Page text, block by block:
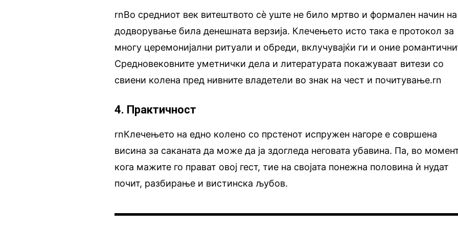
rnВо средниот век витештвото сѐ уште не било мртво и формален начин на
додворување била денешната верзија. Клечењето исто така е протокол за
многу церемонијални ритуали и обреди, вклучувајќи ги и оние
Средновековните уметнички дела и литературата покажуваат витези со
свиени колена пред нивните владетели во знак на чест и почитување.rn
4. Практичност
rnКлечењето на едно колено со прстенот испружен нагоре е совршена
висина за саканата да може да ја здогледа неговата убавина. Па, во
кога мажите го прават овој гест, тие на својата понежна половина ѝ нудат
почит, разбирање и вистинска љубов.